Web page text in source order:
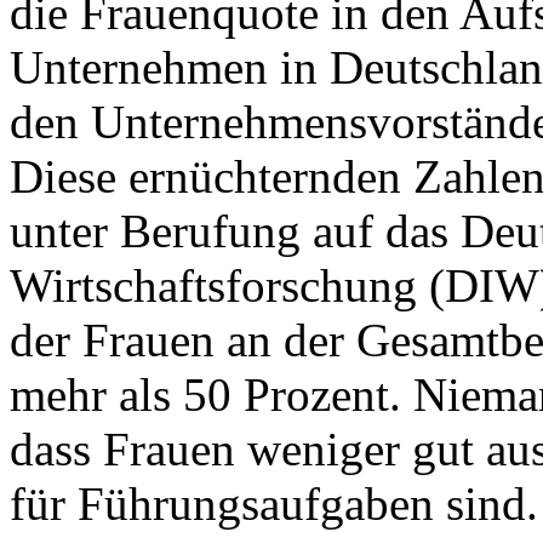
die Frauenquote in den
Unternehmen in
den
Diese ernüchternden
unter Berufung auf das
Wirtschaftsforschung
der Frauen an der
mehr als 50 Prozent.
dass Frauen weniger gut
für Führungsaufgaben